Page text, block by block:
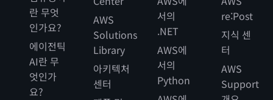
란 무엇
인가요?
에이전틱
AI란 무
엇인가
요?
AWS
Solutions
Library
아키텍처
센터
서의
.NET
AWS에
서의
Python
re:Post
지식 센
터
AWS
Support